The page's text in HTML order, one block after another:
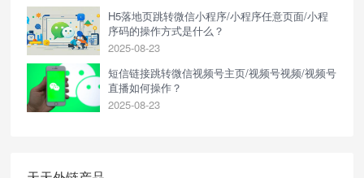
H5落地页跳转微信小程序/小程序任意页面/小程
序码的操作方式是什么？
2025-08-23
短信链接跳转微信视频号主页/视频号视频/视频号
直播如何操作？
2025-08-23